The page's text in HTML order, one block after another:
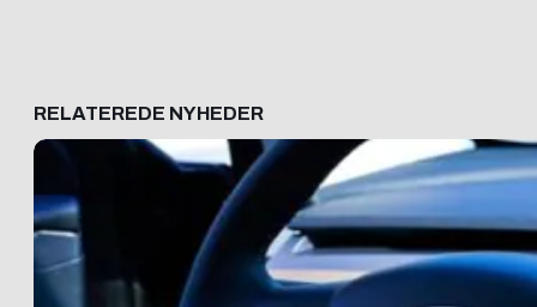
RELATEREDE NYHEDER